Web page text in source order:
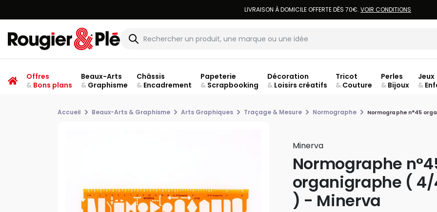
LIVRAISON À DOMICILE OFFERTE DÈS 70€. VOIR CONDITIONS
Offres
&Bons plans
Beaux-Arts
&Graphisme
Châssis
&Encadrement
Papeterie
&Scrapbooking
Décoration
&Loisirs créatifs
Tricot
& Couture
Perles
& Bijoux
Jeux
&
Accueil Beaux-Arts & Graphisme Arts Graphiques Traçage & Mesure Normographe Normographe n°45
Minerva
Normographe
organigraphe (
) - Minerva